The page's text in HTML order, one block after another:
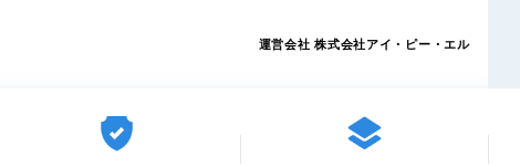
運営会社 株式会社アイ・ピー・エル